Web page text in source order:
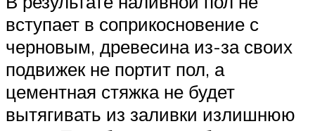
вступает в соприкосновение с
черновым, древесина из-за своих
подвижек не портит пол, а
цементная стяжка не будет
вытягивать из заливки излишнюю